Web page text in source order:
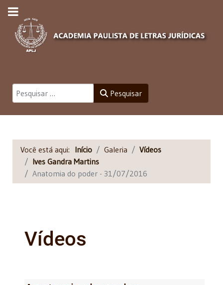
Pesquisar Pesquisar
Você está aqui: Início Galeria
Vídeos
Ives Gandra Martins
Anatomia do poder - 31/07/2016
Vídeos